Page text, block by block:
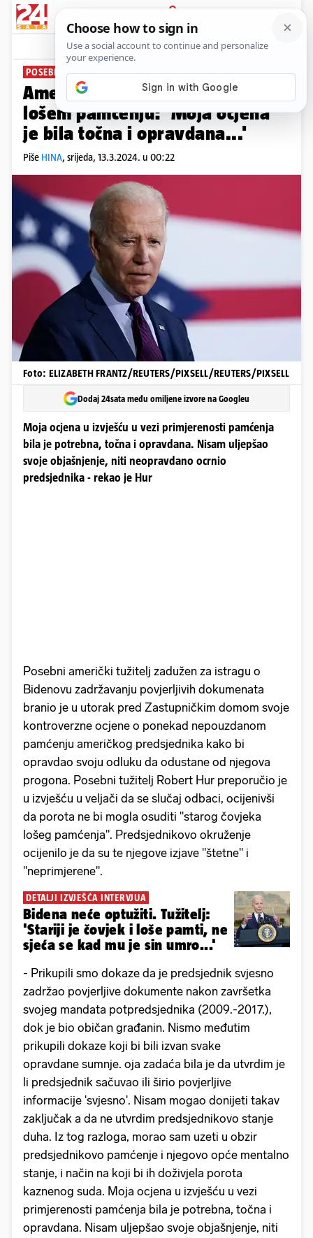
PRIJAVA
News Komentari
POSEBNA ISTRAGA
Američki tužitelj o Bidenovom
lošem pamćenju: 'Moja ocjena
je bila točna i opravdana...'
Piše HINA, srijeda, 13.3.2024. u 00:22
Foto: ELIZABETH FRANTZ/REUTERS/PIXSELL/REUTERS/PIXSELL
Dodaj 24sata među omiljene izvore na Googleu
Moja ocjena u izvješću u vezi primjerenosti pamćenja
bila je potrebna, točna i opravdana. Nisam uljepšao
svoje objašnjenje, niti neopravdano ocrnio
predsjednika - rekao je Hur
Posebni američki tužitelj zadužen za istragu o
Bidenovu zadržavanju povjerljivih dokumenata
branio je u utorak pred Zastupničkim domom svoje
kontroverzne ocjene o ponekad nepouzdanom
pamćenju američkog predsjednika kako bi
opravdao svoju odluku da odustane od njegova
progona. Posebni tužitelj Robert Hur preporučio je
u izvješću u veljači da se slučaj odbaci, ocijenivši
da porota ne bi mogla osuditi "starog čovjeka
lošeg pamćenja". Predsjednikovo okruženje
ocijenilo je da su te njegove izjave "štetne" i
"neprimjerene".
DETALJI IZVJEŠĆA INTERVJUA
Bidena neće optužiti. Tužitelj:
'Stariji je čovjek i loše pamti, ne
sjeća se kad mu je sin umro...'
- Prikupili smo dokaze da je predsjednik svjesno
zadržao povjerljive dokumente nakon završetka
svojeg mandata potpredsjednika (2009.-2017.),
dok je bio običan građanin. Nismo međutim
prikupili dokaze koji bi bili izvan svake
opravdane sumnje. oja zadaća bila je da utvrdim je
li predsjednik sačuvao ili širio povjerljive
informacije 'svjesno'. Nisam mogao donijeti takav
zaključak a da ne utvrdim predsjednikovo stanje
duha. Iz tog razloga, morao sam uzeti u obzir
predsjednikovo pamćenje i njegovo opće mentalno
stanje, i način na koji bi ih doživjela porota
kaznenog suda. Moja ocjena u izvješću u vezi
primjerenosti pamćenja bila je potrebna, točna i
opravdana. Nisam uljepšao svoje objašnjenje, niti